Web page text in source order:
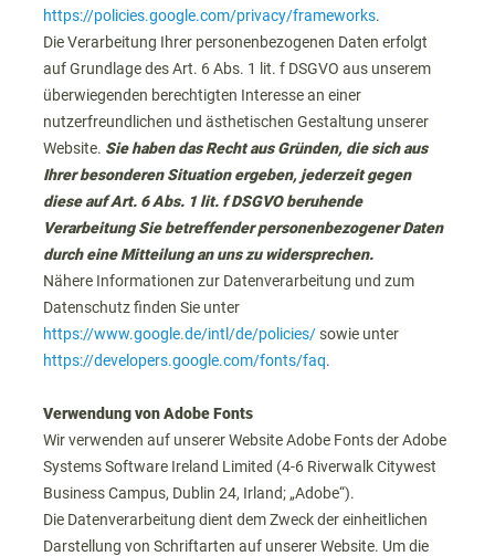
https://policies.google.com/privacy/frameworks.
Die Verarbeitung Ihrer personenbezogenen Daten erfolgt
auf Grundlage des Art. 6 Abs. 1 lit. f DSGVO aus unserem
überwiegenden berechtigten Interessean einer
nutzerfreundlichen und ästhetischen Gestaltung unserer
Website. Sie haben das Recht aus Gründen, die sich aus
Ihrer besonderen Situation ergeben, jederzeit gegen
diese auf Art. 6 Abs. 1 lit. f DSGVO beruhende
Verarbeitung Sie betreffender personenbezogener Daten
durch eine Mitteilung an uns zu widersprechen.
Nähere Informationen zur Datenverarbeitung und zum
Datenschutz finden Sie unter
https://www.google.de/intl/de/policies/sowie unter
https://developers.google.com/fonts/faq.
Verwendung von Adobe Fonts
Wir verwenden auf unserer Website Adobe Fonts der Adobe
Systems Software Ireland Limited (4-6 Riverwalk Citywest
Business Campus, Dublin 24, Irland; „Adobe“).
Die Datenverarbeitung dient dem Zweck der einheitlichen
Darstellung von Schriftarten auf unserer Website. Um die